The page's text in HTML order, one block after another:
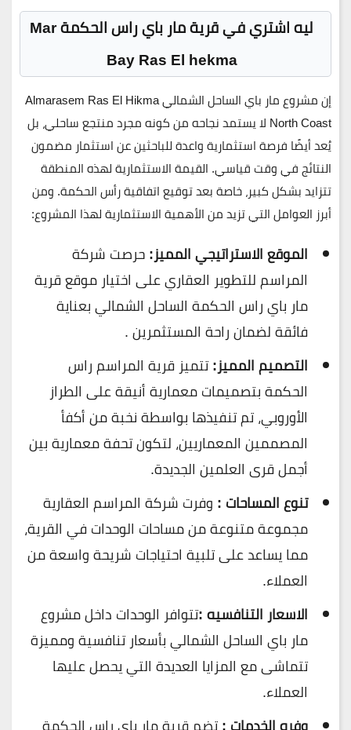
ليه اشتري في قرية مار باي راس الحكمة Mar
Bay Ras El hekma
إن مشروع مار باي الساحل الشمالي Almarasem Ras El Hikma
North Coast لا يستمد نجاحه من كونه مجرد منتجع ساحلي، بل
يُعد أيضًا فرصة استثمارية واعدة للباحثين عن استثمار مضمون
النتائج في وقت قياسي. القيمة الاستثمارية لهذه المنطقة
تتزايد بشكل كبير، خاصة بعد توقيع اتفاقية رأس الحكمة. ومن
أبرز العوامل التي تزيد من الأهمية الاستثمارية لهذا المشروع:
الموقع الاستراتيجي المميز:حرصت شركة
المراسم للتطوير العقاري على اختيار موقع قرية
مار باي راس الحكمة الساحل الشمالي بعناية
فائقة لضمان راحة المستثمرين .
التصميم المميز:تتميز قرية المراسم راس
الحكمة بتصميمات معمارية أنيقة على الطراز
الأوروبي، تم تنفيذها بواسطة نخبة من أكفأ
المصممين المعماريين، لتكون تحفة معمارية بين
أجمل قرى العلمين الجديدة.
تنوع المساحات : وفرت شركة المراسم العقارية
مجموعة متنوعة من مساحات الوحدات في القرية،
مما يساعد على تلبية احتياجات شريحة واسعة من
العملاء.
الاسعار التنافسيه :تتوافر الوحدات داخل مشروع
مار باي الساحل الشمالي بأسعار تنافسية ومميزة
تتماشى مع المزايا العديدة التي يحصل عليها
العملاء.